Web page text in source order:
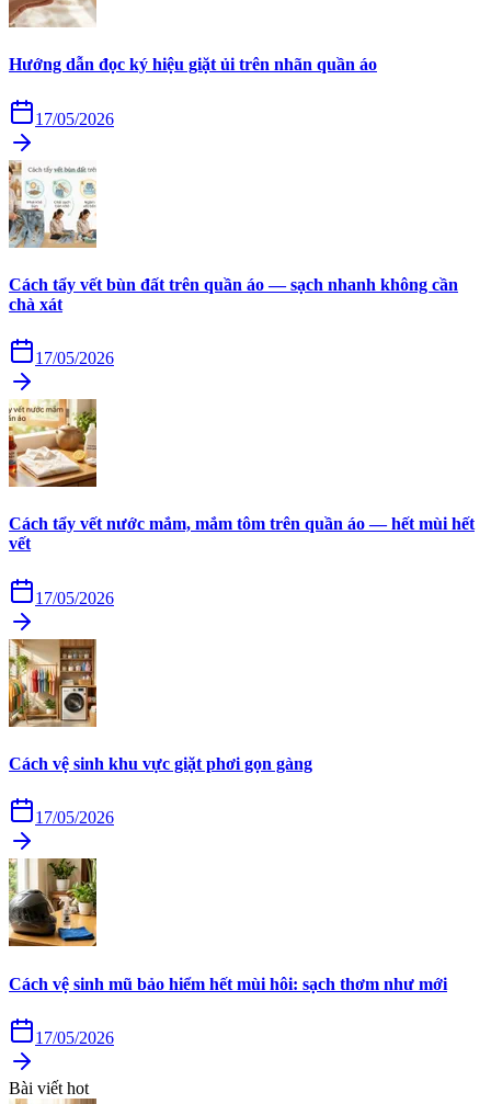
Hướng dẫn đọc ký hiệu giặt ủi trên nhãn quần áo
17/05/2026
Cách tẩy vết bùn đất trên quần áo — sạch nhanh không cần
chà xát
17/05/2026
Cách tẩy vết nước mắm, mắm tôm trên quần áo — hết mùi hết
vết
17/05/2026
Cách vệ sinh khu vực giặt phơi gọn gàng
17/05/2026
Cách vệ sinh mũ bảo hiểm hết mùi hôi: sạch thơm như mới
17/05/2026
Bài viết hot